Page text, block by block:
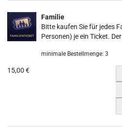
Familie
Bitte kaufen Sie für jedes
Personen) je ein Ticket.
minimale Bestellmenge: 3
15,00 €